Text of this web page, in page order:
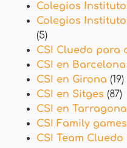
Colegios
Colegios
(5)
CSI Cluedo para
CSI en Barcelona
CSI en Girona (19)
CSI en Sitges (87)
CSI en Tarragona
CSI Family games
CSI Team Cluedo